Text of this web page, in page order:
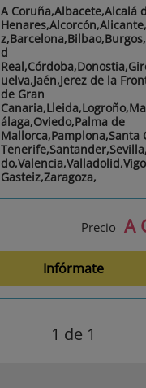
A Coruña,Albacete,Alcalá
d
uelva,Jaén,Jerez de la
de Gran
álaga,Oviedo,Palma de
Mallorca,Pamplona,Santa
Gasteiz,Zaragoza,
Precio A
Infórmate
1 de 1